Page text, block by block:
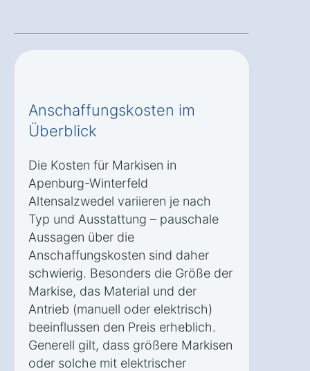
Anschaffungskosten im
Überblick
Die Kosten für Markisen in
Apenburg-Winterfeld
Altensalzwedel variieren je nach
Typ und Ausstattung – pauschale
Aussagen über die
Anschaffungskosten sind daher
schwierig. Besonders die Größe der
Markise, das Material und der
Antrieb (manuell oder elektrisch)
beeinflussen den Preis erheblich.
Generell gilt, dass größere Markisen
oder solche mit elektrischer